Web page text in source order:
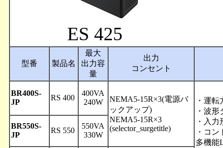
ES 425
型番 製品名
最大
出力容
量
出力
コンセント
BR400S-
JP
RS 400
400VA
240W
NEMA5-15R×3(電源バ
ックアップ)
NEMA5-15R×3
(selector_surgetitle)
・運
・波
・入
・コ
多機能
BR550S-
JP
RS 550
550VA
330W